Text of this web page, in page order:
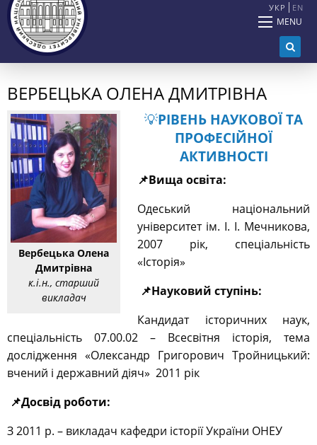
УКР EN
MENU
ВЕРБЕЦЬКА ОЛЕНА ДМИТРІВНА
Вербецька Олена
Дмитрівна
к.і.н., старший
викладач
💡РІВЕНЬ НАУКОВОЇ ТА
ПРОФЕСІЙНОЇ
АКТИВНОСТІ
📌Вища освіта:
Одеський національний
університет ім. І. І. Мечникова,
2007 рік, спеціальність
«Історія»
📌Науковий ступінь:
Кандидат історичних наук,
спеціальність 07.00.02 – Всесвітня історія, тема
дослідження «Олександр Григорович Тройницький:
вчений і державний діяч» 2011 рік
📌Досвід роботи:
З 2011 р. – викладач кафедри історії України ОНЕУ